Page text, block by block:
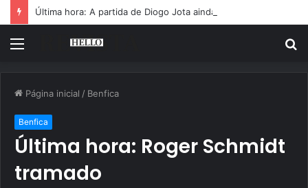
Menu
Página inicial / Benfica
Benfica
Última hora: Roger Schmidt
tramado